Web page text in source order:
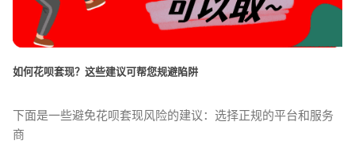
如何花呗套现？这些建议可帮您规避陷阱
下面是一些避免花呗套现风险的建议：选择正规的平台和服务
商